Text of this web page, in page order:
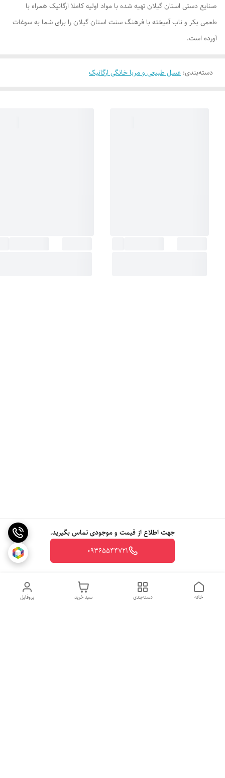
جهت اطلاع از قیمت و موجودی تماس بگیرید.
09365544721
صنایع دستی استان گیلان تهیه شده با مواد اولیه کاملا ارگانیک همراه با
طعمی بکر و ناب آمیخته با فرهنگ سنت استان گیلان را برای شما به سوغات
آورده است.
دسته‌بندی: عسل طبیعی و مربا خانگی ارگانیک
پروفایل سبد خرید دسته‌بندی خانه